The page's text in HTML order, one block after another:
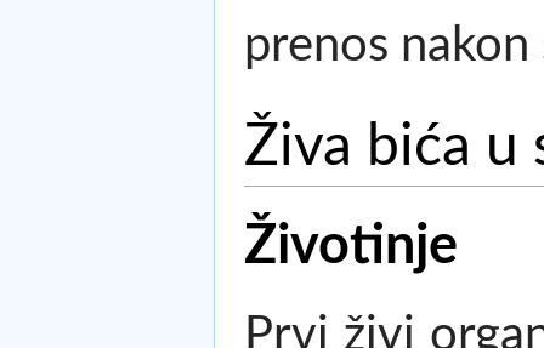
prenos
Živa bića u
Životinje
Prvi živi